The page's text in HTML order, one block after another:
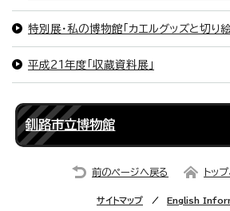
特別展・私の博物館「カエルグッズと切り絵
平成21年度「収蔵資料展」
釧路市立博物館
前のページへ戻る トッ
サイトマップ English